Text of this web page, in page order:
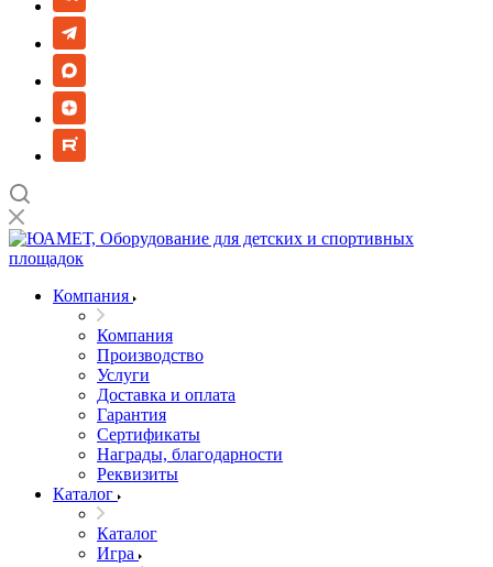
Компания
Компания
Производство
Услуги
Доставка и оплата
Гарантия
Сертификаты
Награды, благодарности
Реквизиты
Каталог
Каталог
Игра